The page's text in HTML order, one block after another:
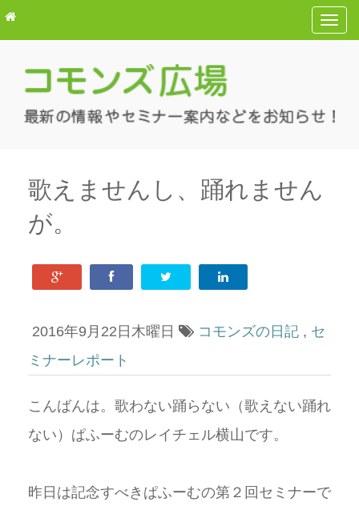
T
o
e
歌えませんし、踊れません
が。
2016年9月22日木曜日 コモンズの日記 , セ
ミナーレポート
こんばんは。歌わない踊らない（歌えない踊れ
ない）ぱふーむのレイチェル横山です。
昨日は記念すべきぱふーむの第２回セミナーで